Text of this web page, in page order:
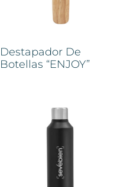
Destapador De
Botellas “ENJOY”